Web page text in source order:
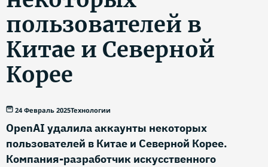
пользователей в
Китае и Северной
Корее
24 Февраль 2025Технологии
OpenAI удалила аккаунты некоторых
пользователей в Китае и Северной Корее.
Компания-разработчик искусственного